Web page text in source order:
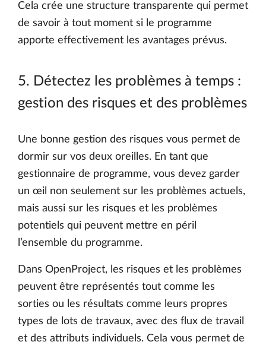
Cela crée une structure transparente qui permet
de savoir à tout moment si le programme
apporte effectivement les avantages prévus.
5. Détectez les problèmes à temps :
gestion des risques et des problèmes
Une bonne gestion des risques vous permet de
dormir sur vos deux oreilles. En tant que
gestionnaire de programme, vous devez garder
un œil non seulement sur les problèmes actuels,
mais aussi sur les risques et les problèmes
potentiels qui peuvent mettre en péril
l’ensemble du programme.
Dans OpenProject, les risques et les problèmes
peuvent être représentés tout comme les
sorties ou les résultats comme leurs propres
types de lots de travaux, avec des flux de travail
et des attributs individuels. Cela vous permet de